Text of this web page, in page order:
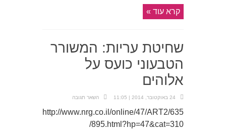
קרא עוד »
שחיטת עריות: המשורר
הטבעוני כועס על
אלוהים
24 באוקטובר, 2014 | 11:05 השאר תגובה
http://www.nrg.co.il/online/47/ART2/635
/895.html?hp=47&cat=310